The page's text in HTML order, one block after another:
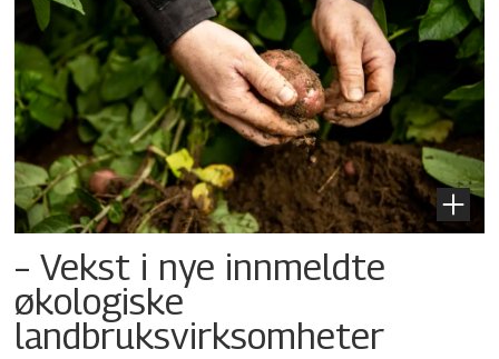
– Vekst i nye innmeldte
økologiske
landbruksvirksomheter